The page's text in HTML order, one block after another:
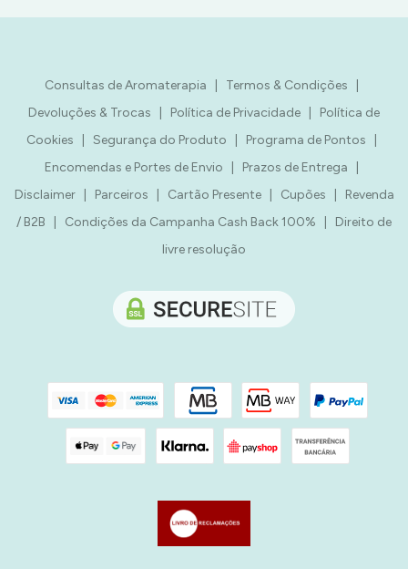
Consultas de Aromaterapia Termos & Condições
Devoluções & Trocas
Política de Privacidade
Política de
Cookies
Segurança do Produto Programa de Pontos
Encomendas e Portes de Envio
Prazos de Entrega
Disclaimer| Parceiros Cartão Presente| Cupões
Revenda
/ B2B
Condições da Campanha Cash Back 100%
Direito de
livre resolução